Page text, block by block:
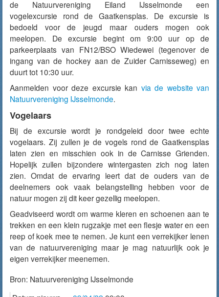
de Natuurvereniging Eiland IJsselmonde een
vogelexcursie rond de Gaatkensplas. De excursie is
bedoeld voor de jeugd maar ouders mogen ook
meelopen. De excursie begint om 9:00 uur op de
parkeerplaats van FN12/BSO Wiedewei (tegenover de
ingang van de hockey aan de Zuider Carnisseweg) en
duurt tot 10:30 uur.
Aanmelden voor deze excursie kan via de website van
Natuurvereniging IJsselmonde.
Vogelaars
Bij de excursie wordt je rondgeleid door twee echte
vogelaars. Zij zullen je de vogels rond de Gaatkensplas
laten zien en misschien ook in de Carnisse Grienden.
Hopelijk zullen bijzondere wintergasten zich nog laten
zien. Omdat de ervaring leert dat de ouders van de
deelnemers ook vaak belangstelling hebben voor de
natuur mogen zij dit keer gezellig meelopen.
Geadviseerd wordt om warme kleren en schoenen aan te
trekken en een klein rugzakje met een flesje water en een
reep of koek mee te nemen. Je kunt een verrekijker lenen
van de natuurvereniging maar je mag natuurlijk ook je
eigen verrekijker meenemen.
Bron: Natuurvereniging IJsselmonde